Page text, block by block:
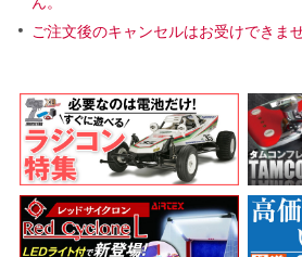
ご注文後のキャンセルはお受けできま